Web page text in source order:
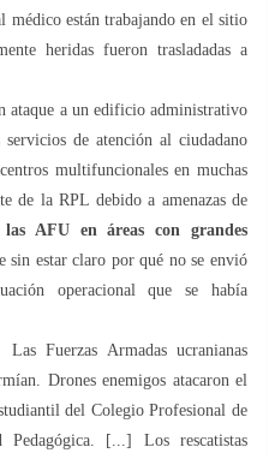
médico están trabajando en el sitio
heridas fueron trasladadas a
ataque a un edificio administrativo
servicios de atención al ciudadano
multifuncionales en muchas
de la RPL debido a amenazas de
AFU en áreas con grandes
sin estar claro por qué no se envió
operacional que se había
Fuerzas Armadas ucranianas
Drones enemigos atacaron el
del Colegio Profesional de
Pedagógica. [...] Los rescatistas